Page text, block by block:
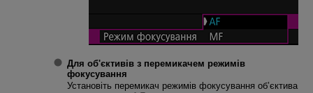
Для об'єктивів з перемикачем режимів
фокусування
Установіть перемикач режимів фокусування об’єктива